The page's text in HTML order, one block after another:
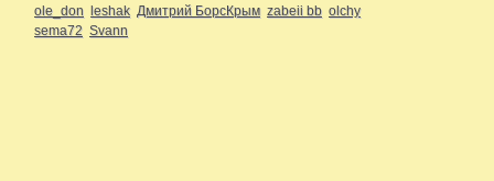
ole_don leshak Дмитрий БорсКрым zabeii bb olchy
sema72 Svann